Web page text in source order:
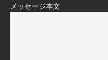
メッセージ本文